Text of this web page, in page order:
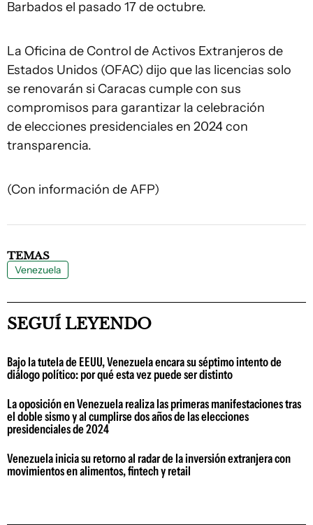
Barbados el pasado 17 de octubre.
La Oficina de Control de Activos Extranjeros de
Estados Unidos (OFAC) dijo que las licencias solo
se renovarán si Caracas cumple con sus
compromisos para garantizar la celebración
de elecciones presidenciales en 2024 con
transparencia.
(Con información de AFP)
TEMAS
Venezuela
SEGUÍ LEYENDO
Bajo la tutela de EEUU, Venezuela encara su séptimo intento de
diálogo político: por qué esta vez puede ser distinto
La oposición en Venezuela realiza las primeras manifestaciones tras
el doble sismo y al cumplirse dos años de las elecciones
presidenciales de 2024
Venezuela inicia su retorno al radar de la inversión extranjera con
movimientos en alimentos, fintech y retail